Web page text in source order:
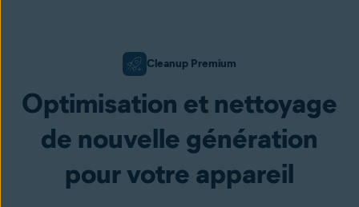
Cleanup Premium
Optimisation et nettoyage
de nouvelle génération
pour votre appareil